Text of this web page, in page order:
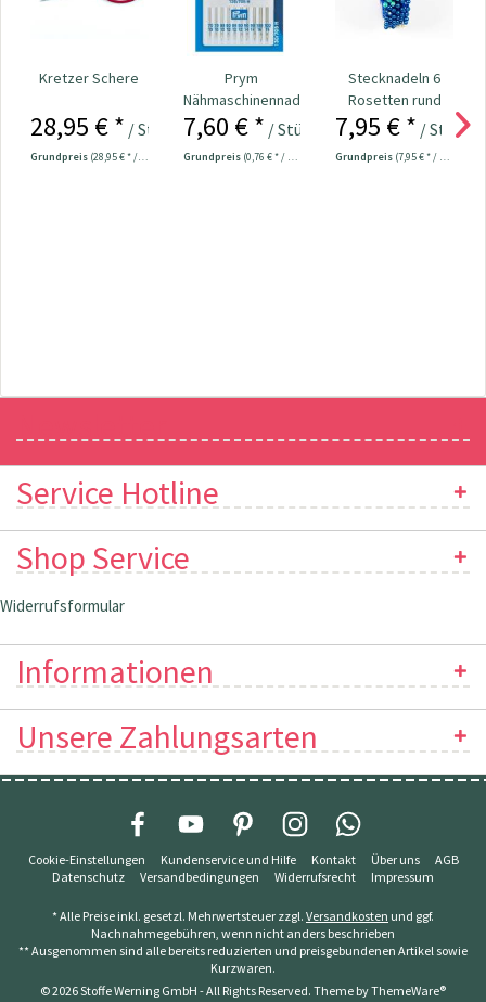
Kretzer Schere
28,95 € * / Stück
Grundpreis (28,95 € * / 1 Stück)
Prym
Nähmaschinennadeln
130/705
Universal...
7,60 € * / Stück
Grundpreis (0,76 € * / 1 Stück)
Stecknadeln 6
Rosetten rund
Kopf bunt
Nr.109534
7,95 € * / Stück
Grundpreis (7,95 € * / 1 Stück)
Service Hotline
Shop Service
Widerrufsformular
Informationen
Unsere Zahlungsarten
Cookie-Einstellungen Kundenservice und Hilfe Kontakt Über uns
AGB
Datenschutz
Versandbedingungen Widerrufsrecht Impressum
* Alle Preise inkl. gesetzl. Mehrwertsteuer zzgl. Versandkosten und ggf.
Nachnahmegebühren, wenn nicht anders beschrieben
** Ausgenommen sind alle bereits reduzierten und preisgebundenen Artikel sowie
Kurzwaren.
© 2026 Stoffe Werning GmbH - All Rights Reserved. Theme byThemeWare®